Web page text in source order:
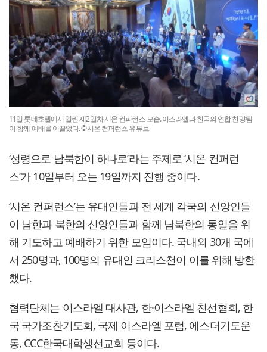
11일 롯데호텔에서 열린 제2일차 시온 컨퍼런스 모습. 이스라엘과 한국의 연합 찬양팀
이 함께 예배를 이끌었다. ©시온 컨퍼런스 유튜브
‘성령으로 남북한이 하나로’라는 주제로 ‘시온 컨퍼런
스’가 10일부터 오는 19일까지 진행 중이다.
‘시온 컨퍼런스’는 유대인들과 전 세계 각국의 신앙인들
이 남한과 북한의 신앙인들과 함께 남북한의 통일을 위
해 기도하고 예배하기 위한 모임이다. 국내외 30개 국에
서 250명과, 100명의 유대인 크리스천이 이를 위해 방한
했다.
협력단체는 이스라엘 대사관, 한·이스라엘 친선협회, 한
국 국가조찬기도회, 국제 이스라엘 포럼, 에스더기도운
동, CCC한국대학생선교회 등이다.